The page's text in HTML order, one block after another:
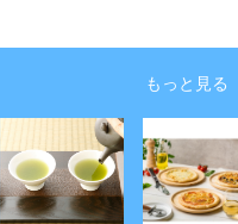
もっと見る